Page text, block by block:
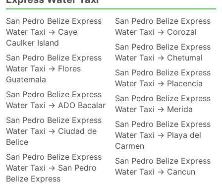
San Pedro Belize Express
Water Taxi → Caye
Caulker Island
San Pedro Belize Express
Water Taxi → Flores
Guatemala
San Pedro Belize Express
Water Taxi → ADO Bacalar
San Pedro Belize Express
Water Taxi → Ciudad de
Belice
San Pedro Belize Express
Water Taxi → San Pedro
Belize Express
San Pedro Belize Express
Water Taxi → Corozal
San Pedro Belize Express
Water Taxi → Chetumal
San Pedro Belize Express
Water Taxi → Placencia
San Pedro Belize Express
Water Taxi → Merida
San Pedro Belize Express
Water Taxi → Playa del
Carmen
San Pedro Belize Express
Water Taxi → Cancun